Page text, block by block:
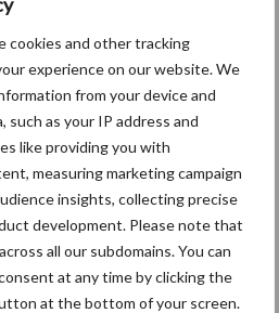
cookies and other tracking
experience on our website. We
from your device and
such as your IP address and
like providing you with
measuring marketing campaign
insights, collecting precise
development. Please note that
all our subdomains. You can
at any time by clicking the
at the bottom of your screen.
Fokkerij
Ligbox &
Voerhekken